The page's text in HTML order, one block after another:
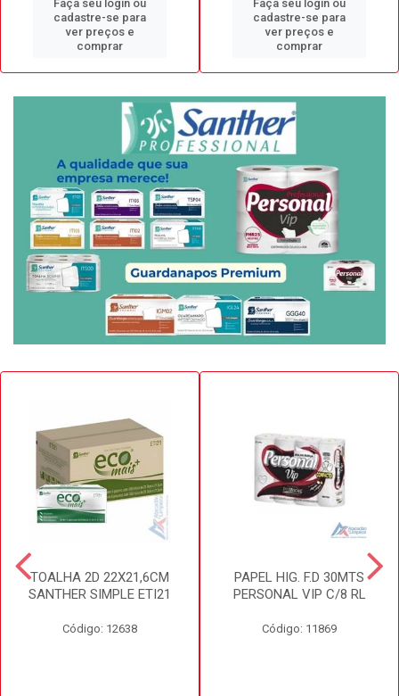
Faça seu login ou
cadastre-se para
ver preços e
comprar
Faça seu login ou
cadastre-se para
ver preços e
comprar
TOALHA 2D 22X21,6CM
SANTHER SIMPLE ETI21
Código: 12638
PAPEL HIG. F.D 30MTS
PERSONAL VIP C/8 RL
Código: 11869